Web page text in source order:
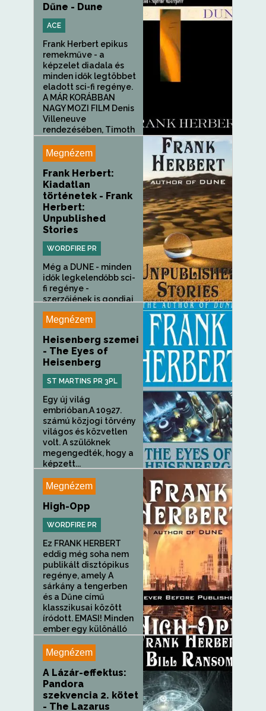
Dűne - Dune
ACE
Frank Herbert epikus
remekműve - a
képzelet diadala és
minden idők legtöbbet
eladott sci-fi regénye.
A MÁR KORÁBBAN
NAGY MOZI FILM Denis
Villeneuve
rendezésében, Timoth
Megnézem
Frank Herbert:
Kiadatlan
történetek - Frank
Herbert:
Unpublished
Stories
WORDFIRE PR
Még a DUNE - minden
idők legkelendőbb sci-
fi regénye -
szerzőjének is gondjai
voltak a...
Megnézem
Heisenberg szemei
- The Eyes of
Heisenberg
ST MARTINS PR 3PL
Egy új világ
embrióban.A 10927.
számú közjogi törvény
világos és közvetlen
volt. A szülőknek
megengedték, hogy a
képzett...
Megnézem
High-Opp
WORDFIRE PR
Ez FRANK HERBERT
eddig még soha nem
publikált disztópikus
regénye, amely A
sárkány a tengerben
és a Dűne című
klasszikusai között
íródott. EMASI! Minden
ember egy különálló
Megnézem
A Lázár-effektus:
Pandora
szekvencia 2. kötet
- The Lazarus